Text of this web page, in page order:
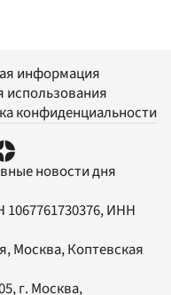
информация
использования
конфиденциальности
новости дня
1067761730376, ИНН
Москва, Коптевская
, г. Москва,